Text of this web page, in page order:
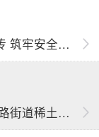
纺织路街道长安路社区：禁毒反诈齐宣传 筑牢安全防护线
织密反诈防护网 守护群众钱袋子｜纺织路街道稀土新村社区开展《致辖区居民一封信》反诈专项宣传